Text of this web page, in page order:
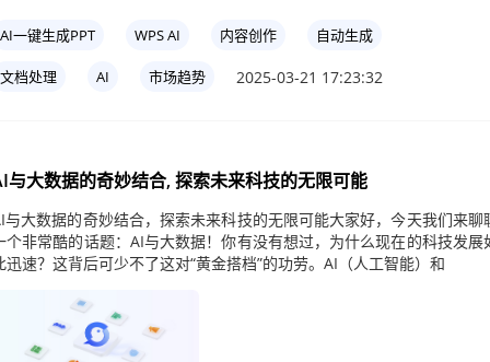
AI一键生成PPT WPS AI 内容创作 自动生成
文档处理 AI 市场趋势 2025-03-21 17:23:32
与大数据的奇妙结合, 探索未来科技的无限可能
与大数据的奇妙结合，探索未来科技的无限可能大家好，今天我们来聊
个非常酷的话题：AI与大数据！你有没有想过，为什么现在的科技发展
迅速？这背后可少不了这对“黄金搭档”的功劳。AI（人工智能）和